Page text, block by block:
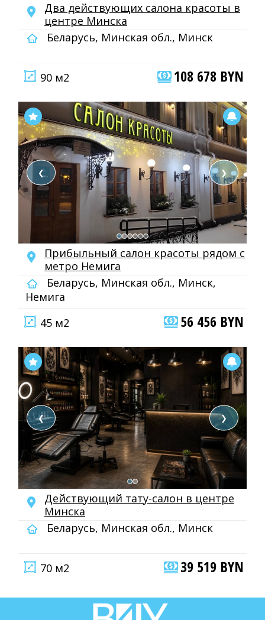
Два действующих салона красоты в
центре Минска
Беларусь, Минская обл., Минск
90 м2 108 678 BYN
❮ ❯
Прибыльный салон красоты рядом с
метро Немига
Беларусь, Минская обл., Минск,
Немига
45 м2
56 456 BYN
❮ ❯
Действующий тату-салон в центре
Минска
Беларусь, Минская обл., Минск
70 м2 39 519 BYN